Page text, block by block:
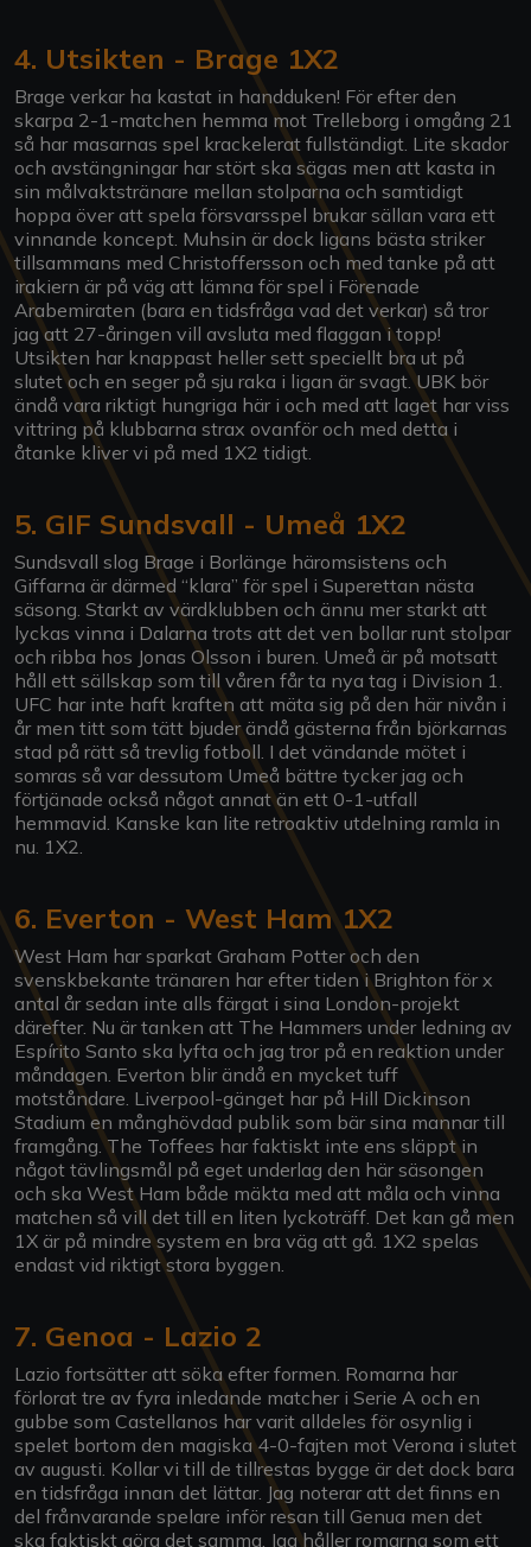
4. Utsikten - Brage 1X2
Brage verkar ha kastat in handduken! För efter den
skarpa 2-1-matchen hemma mot Trelleborg i omgång 21
så har masarnas spel krackelerat fullständigt. Lite skador
och avstängningar har stört ska sägas men att kasta in
sin målvaktstränare mellan stolparna och samtidigt
hoppa över att spela försvarsspel brukar sällan vara ett
vinnande koncept. Muhsin är dock ligans bästa striker
tillsammans med Christoffersson och med tanke på att
irakiern är på väg att lämna för spel i Förenade
Arabemiraten (bara en tidsfråga vad det verkar) så tror
jag att 27-åringen vill avsluta med flaggan i topp!
Utsikten har knappast heller sett speciellt bra ut på
slutet och en seger på sju raka i ligan är svagt. UBK bör
ändå vara riktigt hungriga här i och med att laget har viss
vittring på klubbarna strax ovanför och med detta i
åtanke kliver vi på med 1X2 tidigt.
5. GIF Sundsvall - Umeå 1X2
Sundsvall slog Brage i Borlänge häromsistens och
Giffarna är därmed “klara” för spel i Superettan nästa
säsong. Starkt av värdklubben och ännu mer starkt att
lyckas vinna i Dalarna trots att det ven bollar runt stolpar
och ribba hos Jonas Olsson i buren. Umeå är på motsatt
håll ett sällskap som till våren får ta nya tag i Division 1.
UFC har inte haft kraften att mäta sig på den här nivån i
år men titt som tätt bjuder ändå gästerna från björkarnas
stad på rätt så trevlig fotboll. I det vändande mötet i
somras så var dessutom Umeå bättre tycker jag och
förtjänade också något annat än ett 0-1-utfall
hemmavid. Kanske kan lite retroaktiv utdelning ramla in
nu. 1X2.
6. Everton - West Ham 1X2
West Ham har sparkat Graham Potter och den
svenskbekante tränaren har efter tiden i Brighton för x
antal år sedan inte alls färgat i sina London-projekt
därefter. Nu är tanken att The Hammers under ledning av
Espírito Santo ska lyfta och jag tror på en reaktion under
måndagen. Everton blir ändå en mycket tuff
motståndare. Liverpool-gänget har på Hill Dickinson
Stadium en månghövdad publik som bär sina mannar till
framgång. The Toffees har faktiskt inte ens släppt in
något tävlingsmål på eget underlag den här säsongen
och ska West Ham både mäkta med att måla och vinna
matchen så vill det till en liten lyckoträff. Det kan gå men
1X är på mindre system en bra väg att gå. 1X2 spelas
endast vid riktigt stora byggen.
7. Genoa - Lazio 2
Lazio fortsätter att söka efter formen. Romarna har
förlorat tre av fyra inledande matcher i Serie A och en
gubbe som Castellanos har varit alldeles för osynlig i
spelet bortom den magiska 4-0-fajten mot Verona i slutet
av augusti. Kollar vi till de tillrestas bygge är det dock bara
en tidsfråga innan det lättar. Jag noterar att det finns en
del frånvarande spelare inför resan till Genua men det
ska faktiskt göra det samma. Jag håller romarna som ett